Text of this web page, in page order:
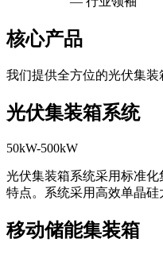
核心产品
我们提供全方位的光伏集装
光伏集装箱系统
50kW-500kW
光伏集装箱系统采用标准
特点。系统采用高效单晶硅
移动储能集装箱